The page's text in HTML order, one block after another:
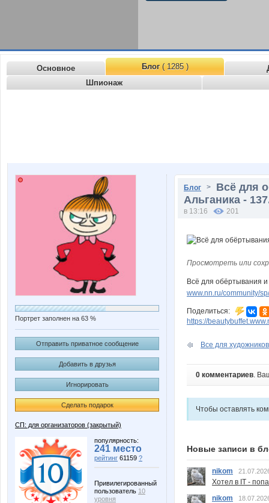
Основное Блог( 1285 )
Шпионаж
Портрет заполнен на 63 %
Отправить приватное сообщение
Добавить в друзья
Игнорировать
Сделать подарок
СП: для организаторов (закрытый)
популярность:
241 место
рейтинг 61159 ?
Привилегированный
пользователь 10
уровня
Блог > Всё для
Альганика -
в 13:16 201
Просмотреть или
Всё для обёртывания
www.nn.ru/community/
Поделиться:
https://
Все для
0 комментариев.
Чтобы оставлять
Новые записи в
nikom
Хотел в IT -
nikom